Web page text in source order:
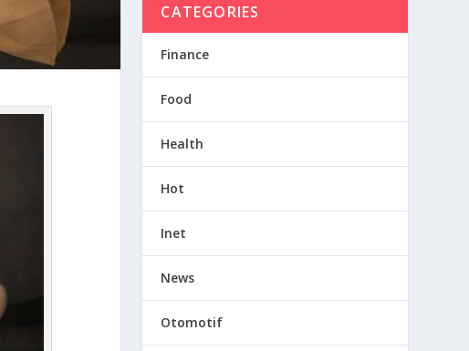
CATEGORIES
Finance
Food
Health
Hot
Inet
News
Otomotif